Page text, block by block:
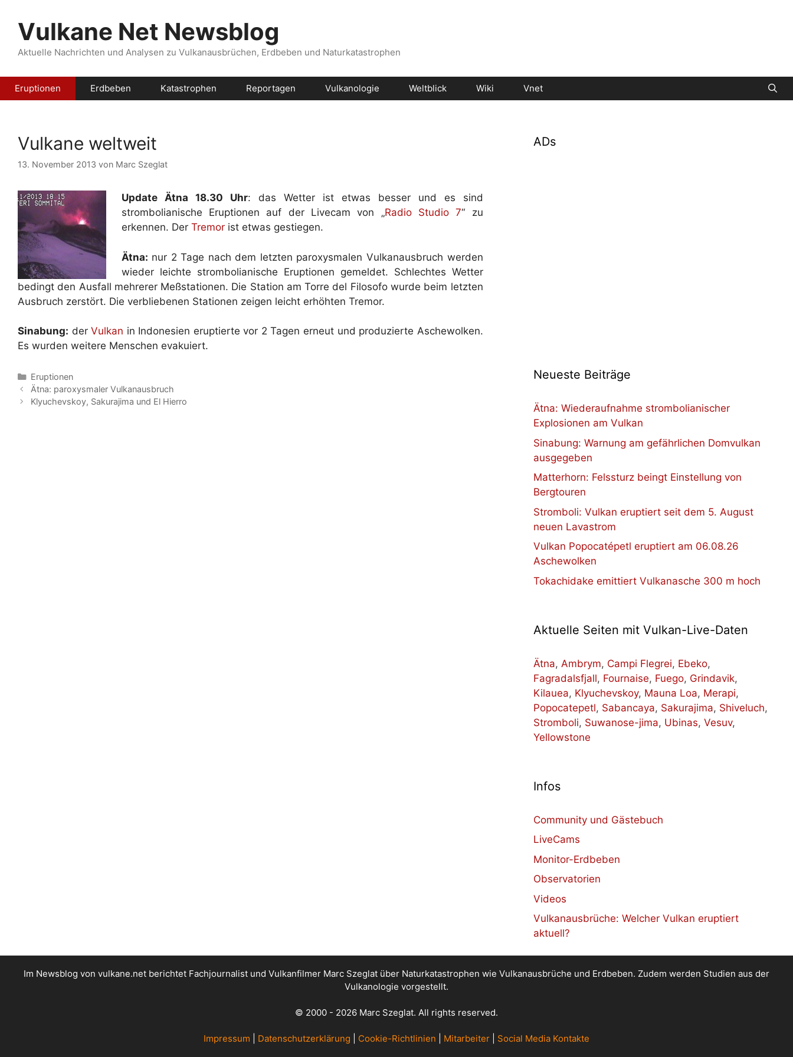
Inhalt
springenVulkane Net Newsblog
Aktuelle Nachrichten und Analysen zu Vulkanausbrüchen, Erdbeben und Naturkatastrophen
Eruptionen Erdbeben Katastrophen Reportagen Vulkanologie Weltblick Wiki Vnet
Vulkane weltweit
13. November 2013 von Marc Szeglat
Update Ätna 18.30 Uhr: das Wetter ist etwas besser und es sind
strombolianische Eruptionen auf der Livecam von „Radio Studio 7“ zu
erkennen. Der Tremorist etwas gestiegen.
Ätna: nur 2 Tage nach dem letzten paroxysmalen Vulkanausbruch werden
wieder leichte strombolianische Eruptionen gemeldet. Schlechtes Wetter
bedingt den Ausfall mehrerer Meßstationen. Die Station am Torre del Filosofo wurde beim letzten
Ausbruch zerstört. Die verbliebenen Stationen zeigen leicht erhöhten Tremor.
Sinabung: derVulkan in Indonesien eruptierte vor 2 Tagen erneut und produzierte Aschewolken.
Es wurden weitere Menschen evakuiert.
Kategorien
Eruptionen
Ätna: paroxysmaler Vulkanausbruch
Klyuchevskoy, Sakurajima und El Hierro
ADs
Neueste Beiträge
Ätna: Wiederaufnahme strombolianischer
Explosionen am Vulkan
Sinabung: Warnung am gefährlichen Domvulkan
ausgegeben
Matterhorn: Felssturz beingt Einstellung von
Bergtouren
Stromboli: Vulkan eruptiert seit dem 5. August
neuen Lavastrom
Vulkan Popocatépetl eruptiert am 06.08.26
Aschewolken
Tokachidake emittiert Vulkanasche 300 m hoch
Aktuelle Seiten mit Vulkan-Live-Daten
Ätna, Ambrym, Campi Flegrei, Ebeko,
Fagradalsfjall, Fournaise, Fuego, Grindavik,
Kilauea, Klyuchevskoy, Mauna Loa, Merapi,
Popocatepetl, Sabancaya, Sakurajima, Shiveluch,
Stromboli, Suwanose-jima, Ubinas, Vesuv,
Yellowstone
Infos
Community und Gästebuch
LiveCams
Monitor-Erdbeben
Observatorien
Videos
Vulkanausbrüche: Welcher Vulkan eruptiert
aktuell?
Im Newsblog von vulkane.net berichtet Fachjournalist und Vulkanfilmer Marc Szeglat über Naturkatastrophen wie Vulkanausbrüche und Erdbeben. Zudem werden Studien aus der
Vulkanologie vorgestellt.
© 2000 - 2026 Marc Szeglat. All rights reserved.
Impressum Datenschutzerklärung Cookie-Richtlinien Mitarbeiter Social Media Kontakte